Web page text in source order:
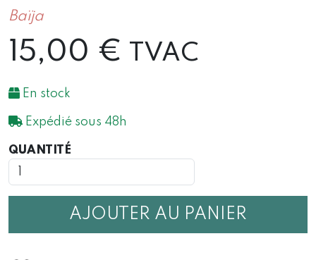
Baïja
15,00 € TVAC
En stock
Expédié sous 48h
QUANTITÉ
DOUCHE
MINUIT
AJOUTER AU PANIER